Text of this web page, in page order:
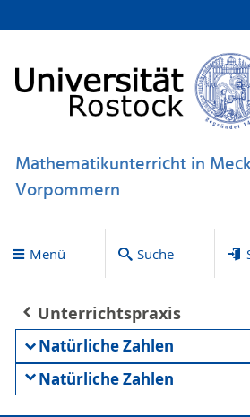
Mathematikunterricht in
Vorpommern
Menü Suche
Unterrichtspraxis
Natürliche Zahlen
Natürliche Zahlen